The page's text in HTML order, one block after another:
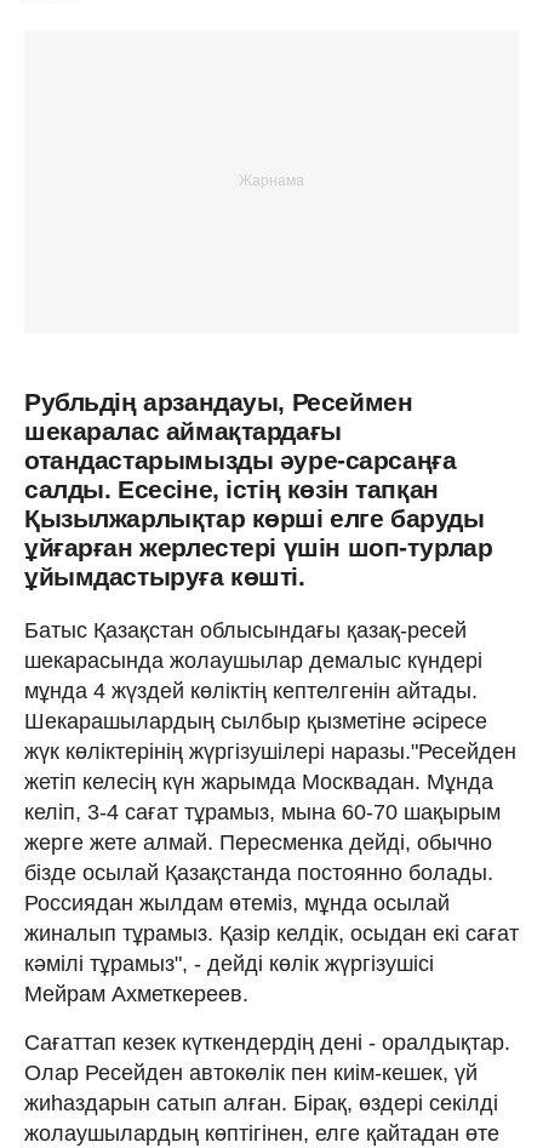
Рубльдің арзандауы, Ресеймен
шекаралас аймақтардағы
отандастарымызды әуре-сарсаңға
салды. Есесіне, істің көзін тапқан
Қызылжарлықтар көрші елге баруды
ұйғарған жерлестері үшін шоп-турлар
ұйымдастыруға көшті.
Батыс Қазақстан облысындағы қазақ-ресей
шекарасында жолаушылар демалыс күндері
мұнда 4 жүздей көліктің кептелгенін айтады.
Шекарашылардың сылбыр қызметіне әсіресе
жүк көліктерінің жүргізушілері наразы."Ресейден
жетіп келесің күн жарымда Москвадан. Мұнда
келіп, 3-4 сағат тұрамыз, мына 60-70 шақырым
жерге жете алмай. Пересменка дейді, обычно
бізде осылай Қазақстанда постоянно болады.
Россиядан жылдам өтеміз, мұнда осылай
жиналып тұрамыз. Қазір келдік, осыдан екі сағат
кәмілі тұрамыз", - дейді көлік жүргізушісі
Мейрам Ахметкереев.
Сағаттап кезек күткендердің дені - оралдықтар.
Олар Ресейден автокөлік пен киім-кешек, үй
жиһаздарын сатып алған. Бірақ, өздері секілді
жолаушылардың көптігінен, елге қайтадан өте